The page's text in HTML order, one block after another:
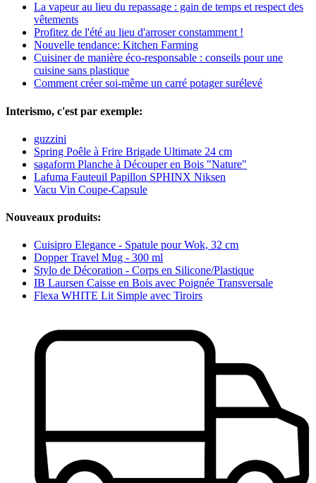
La vapeur au lieu du repassage : gain de temps et respect des
vêtements
Profitez de l'été au lieu d'arroser constamment !
Nouvelle tendance: Kitchen Farming
Cuisiner de manière éco-responsable : conseils pour une
cuisine sans plastique
Comment créer soi-même un carré potager surélevé
Interismo, c'est par exemple:
guzzini
Spring Poêle à Frire Brigade Ultimate 24 cm
sagaform Planche à Découper en Bois "Nature"
Lafuma Fauteuil Papillon SPHINX Niksen
Vacu Vin Coupe-Capsule
Nouveaux produits:
Cuisipro Elegance - Spatule pour Wok, 32 cm
Dopper Travel Mug - 300 ml
Stylo de Décoration - Corps en Silicone/Plastique
IB Laursen Caisse en Bois avec Poignée Transversale
Flexa WHITE Lit Simple avec Tiroirs